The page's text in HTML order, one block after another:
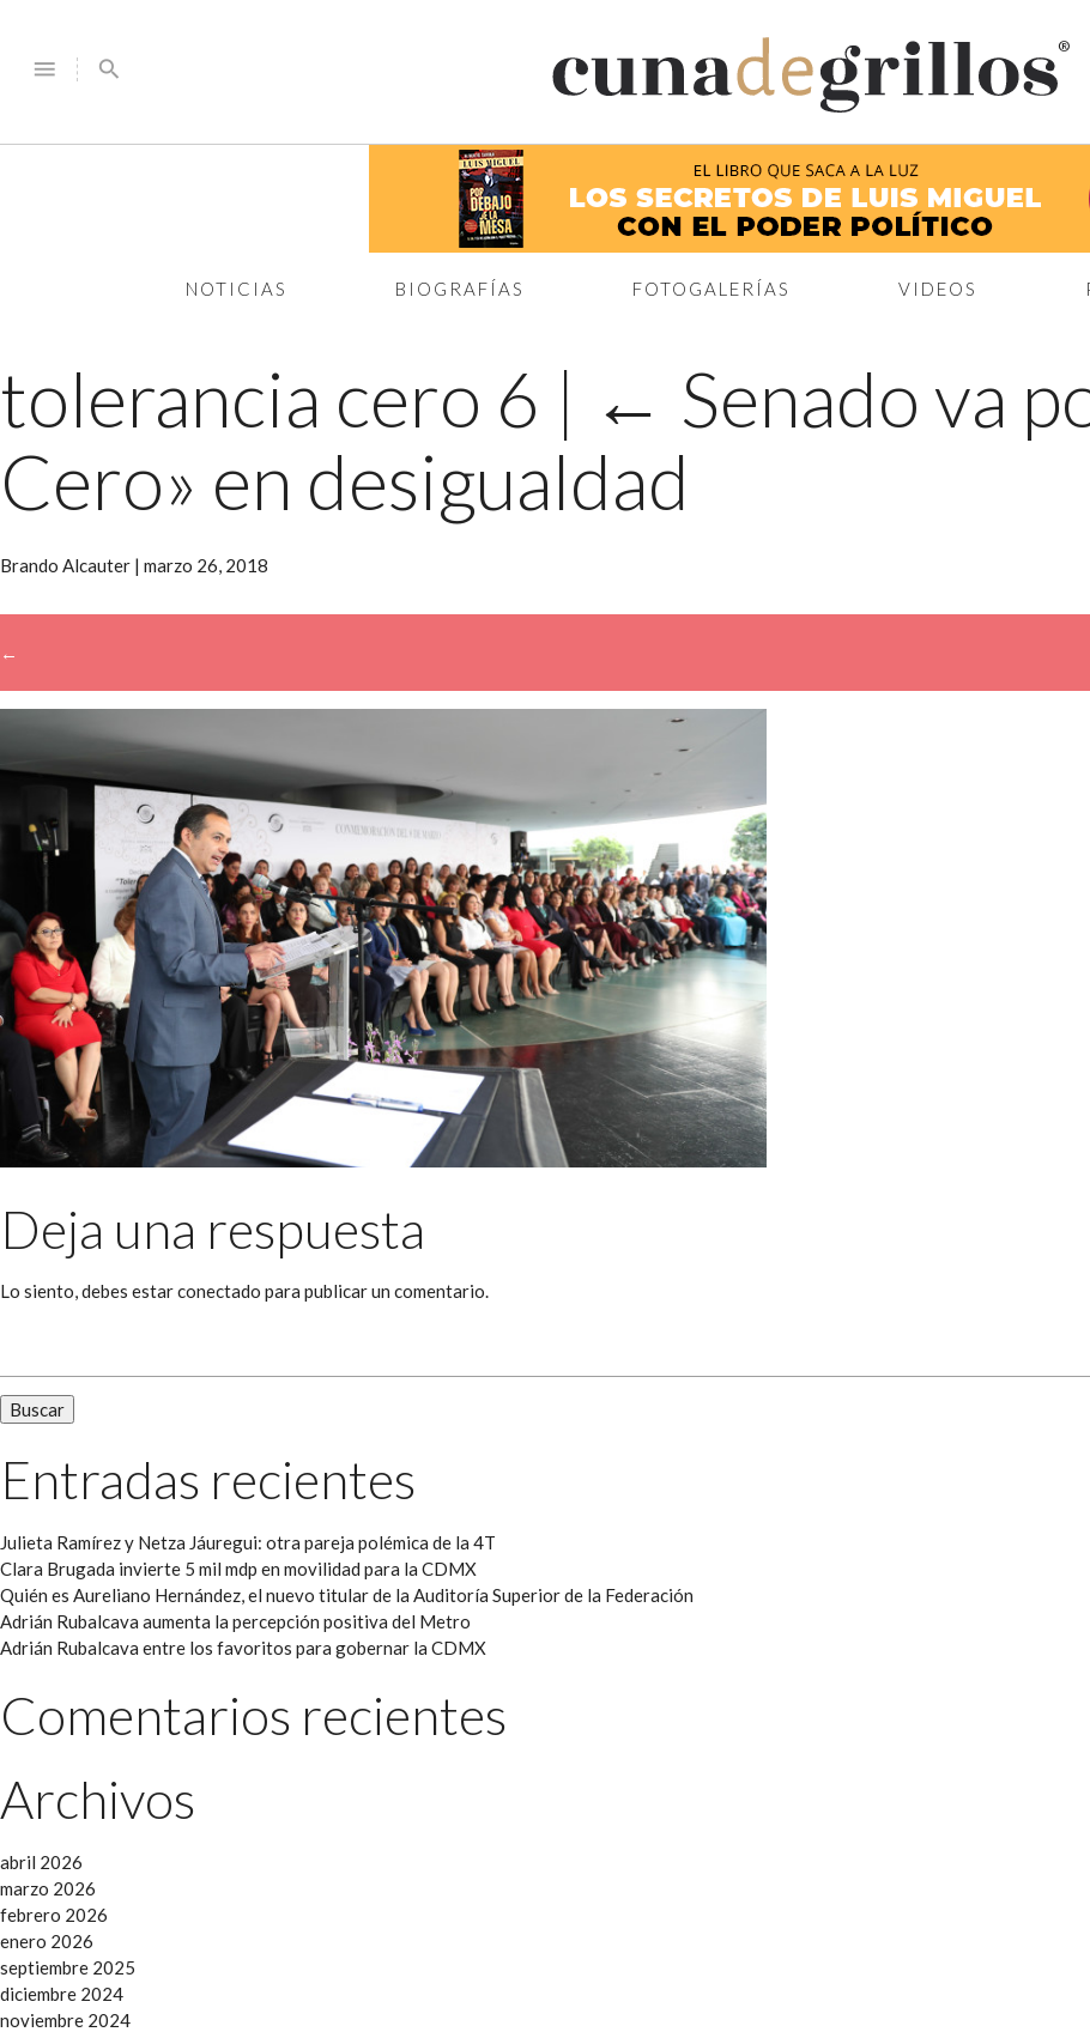
menu search
®
NOTICIAS BIOGRAFÍAS FOTOGALERÍAS VIDEOS
tolerancia cero 6 | ← Senado va
Cero» en desigualdad
Brando Alcauter | marzo 26, 2018
←
Deja una respuesta
Lo siento, debes estarconectado para publicar un comentario.
Entradas recientes
Julieta Ramírez y Netza Jáuregui: otra pareja polémica de la 4T
Clara Brugada invierte 5 mil mdp en movilidad para la CDMX
Quién es Aureliano Hernández, el nuevo titular de la Auditoría Superior de la Federación
Adrián Rubalcava aumenta la percepción positiva del Metro
Adrián Rubalcava entre los favoritos para gobernar la CDMX
Comentarios recientes
Archivos
abril 2026
marzo 2026
febrero 2026
enero 2026
septiembre 2025
diciembre 2024
noviembre 2024